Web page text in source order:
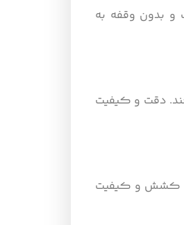
و بدون وقفه به
دقت و کیفیت
کشش و کیفیت